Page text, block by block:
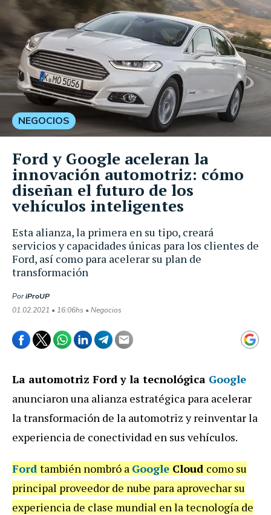
Esta alianza, la primera en su tipo, creará
servicios y capacidades únicas para los clientes de
Ford, así como para acelerar su plan de
transformación
PoriProUP
01.02.2021 • 16:06hs • Negocios
NEGOCIOS
Ford y Google aceleran la
innovación automotriz: cómo
diseñan el futuro de los
vehículos inteligentes
La automotriz Ford y la tecnológica Google
anunciaron una alianza estratégica para acelerar
la transformación de la automotriz y reinventar la
experiencia de conectividad en sus vehículos.
Ford también nombró a Google Cloud como su
principal proveedor de nube para aprovechar su
experiencia de clase mundial en la tecnología de